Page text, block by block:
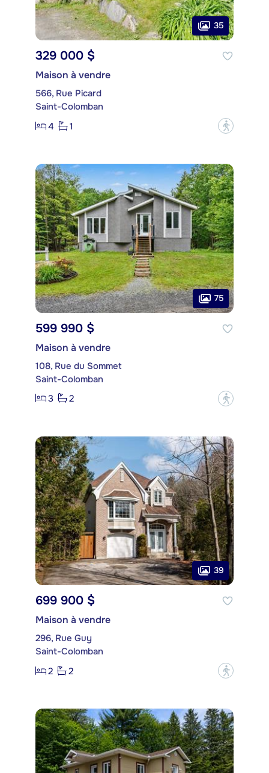
35
329 000 $
Maison à vendre
566, Rue Picard
Saint-Colomban
4
1 ?
75
599 990 $
Maison à vendre
108, Rue du Sommet
Saint-Colomban
3
2 ?
39
699 900 $
Maison à vendre
296, Rue Guy
Saint-Colomban
2
2 ?